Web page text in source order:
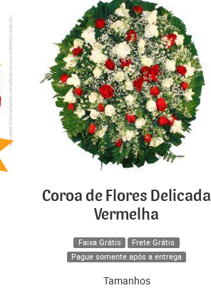
Coroa de Flores Delicada
Vermelha
Faixa Grátis
Frete Grátis
Pague somente após a entrega
Tamanhos